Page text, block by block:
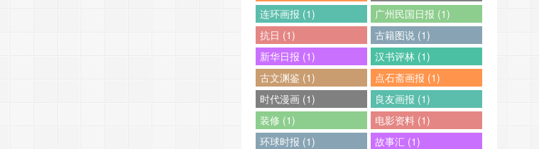
连环画报 (1)
广州民国日报 (1)
抗日 (1)
古籍图说 (1)
新华日报 (1)
汉书评林 (1)
古文渊鉴 (1)
点石斋画报 (1)
时代漫画 (1)
良友画报 (1)
装修 (1)
电影资料 (1)
环球时报 (1)
故事汇 (1)